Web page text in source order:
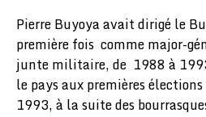
Pierre Buyoya avait dirigé le
première fois comme major-
junte militaire, de 1988 à
le pays aux premières
1993, à la suite des